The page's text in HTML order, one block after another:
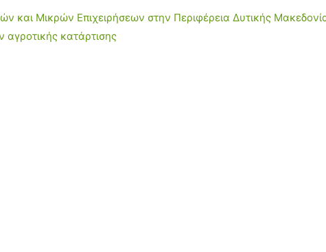
και Μικρών Επιχειρήσεων στην Περιφέρεια Δυτικής
κατάρτισης